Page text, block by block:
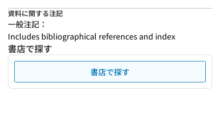
資料に関する注記
一般注記：
Includes bibliographical references and index
書店で探す
書店で探す